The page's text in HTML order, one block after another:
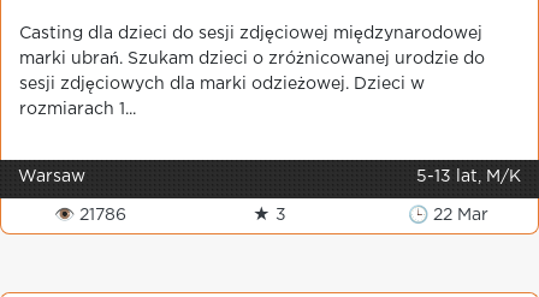
Casting dla dzieci do sesji zdjęciowej międzynarodowej
marki ubrań. Szukam dzieci o zróżnicowanej urodzie do
sesji zdjęciowych dla marki odzieżowej. Dzieci w
rozmiarach 1...
Warsaw 5-13 lat, M/K
👁 21786 ★ 3 🕒 22 Mar